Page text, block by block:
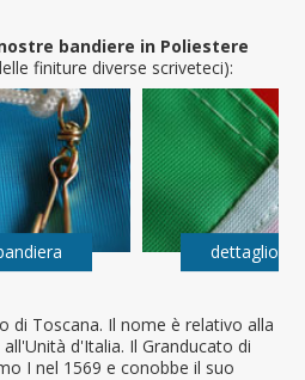
di Toscana. Il nome è relativo alla
d'Italia. Il Granducato di
I nel 1569 e conobbe il suo
bandiere in Poliestere
finiture diverse scriveteci):
dettaglio